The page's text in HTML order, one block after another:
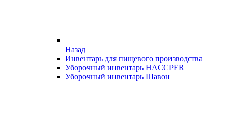
Назад
Инвентарь для пищевого производства
Уборочный инвентарь HACCPER
Уборочный инвентарь Шавон